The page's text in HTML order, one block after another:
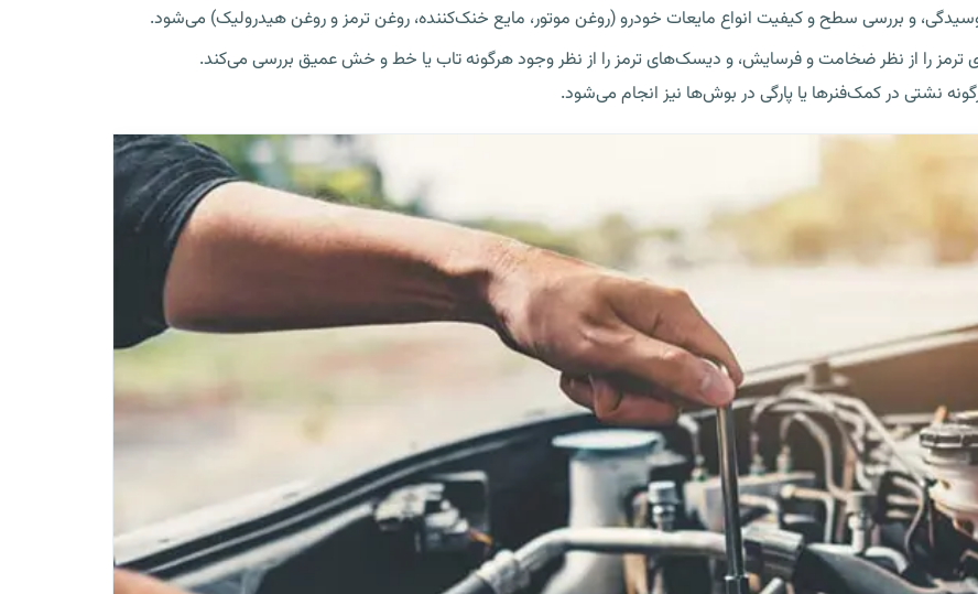
و بررسی سطح و کیفیت انواع مایعات خودرو (روغن موتور، مایع خنک‌کننده، روغن ترمز و روغن هیدرولیک) می‌شود.
را از نظر ضخامت و فرسایش، و دیسک‌های ترمز را از نظر وجود هرگونه تاب یا خط و خش عمیق بررسی می‌کند.
نشتی در کمک‌فنرها یا پارگی در بوش‌ها نیز انجام می‌شود.